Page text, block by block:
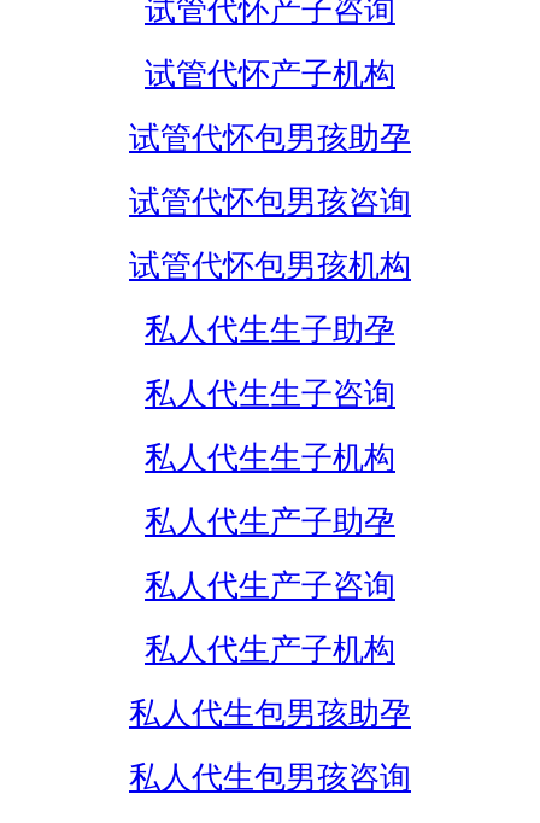
试管代怀产子咨询
试管代怀产子机构
试管代怀包男孩助孕
试管代怀包男孩咨询
试管代怀包男孩机构
私人代生生子助孕
私人代生生子咨询
私人代生生子机构
私人代生产子助孕
私人代生产子咨询
私人代生产子机构
私人代生包男孩助孕
私人代生包男孩咨询